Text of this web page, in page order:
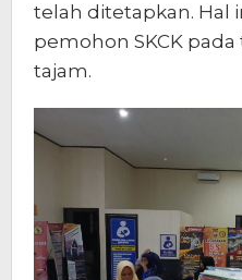
telah ditetapkan. Hal
pemohon SKCK
tajam.